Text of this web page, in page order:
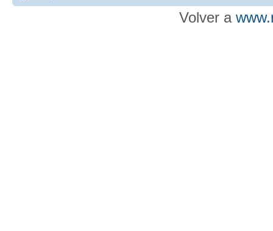
Volver a